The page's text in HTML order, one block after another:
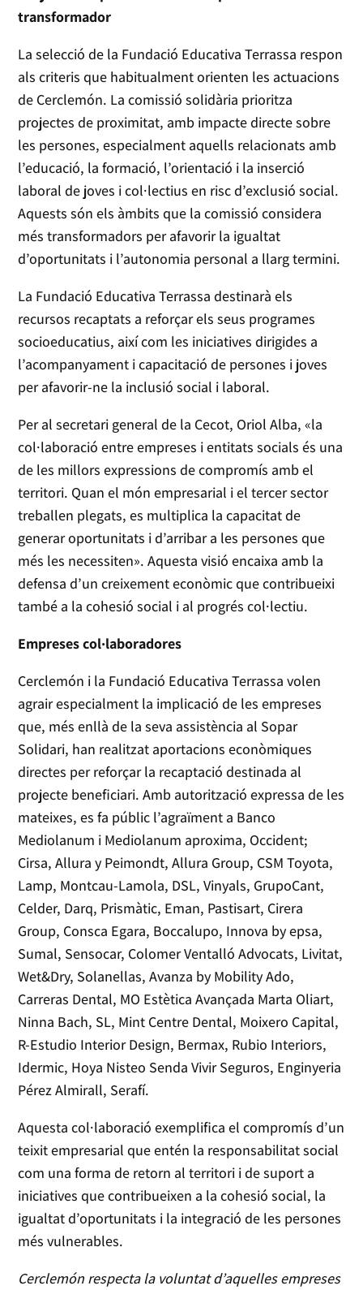
transformador
La selecció de la Fundació Educativa Terrassa respon
als criteris que habitualment orienten les actuacions
de Cerclemón. La comissió solidària prioritza
projectes de proximitat, amb impacte directe sobre
les persones, especialment aquells relacionats amb
l’educació, la formació, l’orientació i la inserció
laboral de joves i col·lectius en risc d’exclusió social.
Aquests són els àmbits que la comissió considera
més transformadors per afavorir la igualtat
d’oportunitats i l’autonomia personal a llarg termini.
La Fundació Educativa Terrassa destinarà els
recursos recaptats a reforçar els seus programes
socioeducatius, així com les iniciatives dirigides a
l’acompanyament i capacitació de persones i joves
per afavorir-ne la inclusió social i laboral.
Per al secretari general de la Cecot, Oriol Alba, «la
col·laboració entre empreses i entitats socials és una
de les millors expressions de compromís amb el
territori. Quan el món empresarial i el tercer sector
treballen plegats, es multiplica la capacitat de
generar oportunitats i d’arribar a les persones que
més les necessiten». Aquesta visió encaixa amb la
defensa d’un creixement econòmic que contribueixi
també a la cohesió social i al progrés col·lectiu.
Empreses col·laboradores
Cerclemón i la Fundació Educativa Terrassa volen
agrair especialment la implicació de les empreses
que, més enllà de la seva assistència al Sopar
Solidari, han realitzat aportacions econòmiques
directes per reforçar la recaptació destinada al
projecte beneficiari. Amb autorització expressa de les
mateixes, es fa públic l’agraïment a Banco
Mediolanum i Mediolanum aproxima, Occident;
Cirsa, Allura y Peimondt, Allura Group, CSM Toyota,
Lamp, Montcau-Lamola, DSL, Vinyals, GrupoCant,
Celder, Darq, Prismàtic, Eman, Pastisart, Cirera
Group, Consca Egara, Boccalupo, Innova by epsa,
Sumal, Sensocar, Colomer Ventalló Advocats, Livitat,
Wet&Dry, Solanellas, Avanza by Mobility Ado,
Carreras Dental, MO Estètica Avançada Marta Oliart,
Ninna Bach, SL, Mint Centre Dental, Moixero Capital,
R-Estudio Interior Design, Bermax, Rubio Interiors,
Idermic, Hoya Nisteo Senda Vivir Seguros, Enginyeria
Pérez Almirall, Serafí.
Aquesta col·laboració exemplifica el compromís d’un
teixit empresarial que entén la responsabilitat social
com una forma de retorn al territori i de suport a
iniciatives que contribueixen a la cohesió social, la
igualtat d’oportunitats i la integració de les persones
més vulnerables.
Cerclemón respecta la voluntat d’aquelles empreses